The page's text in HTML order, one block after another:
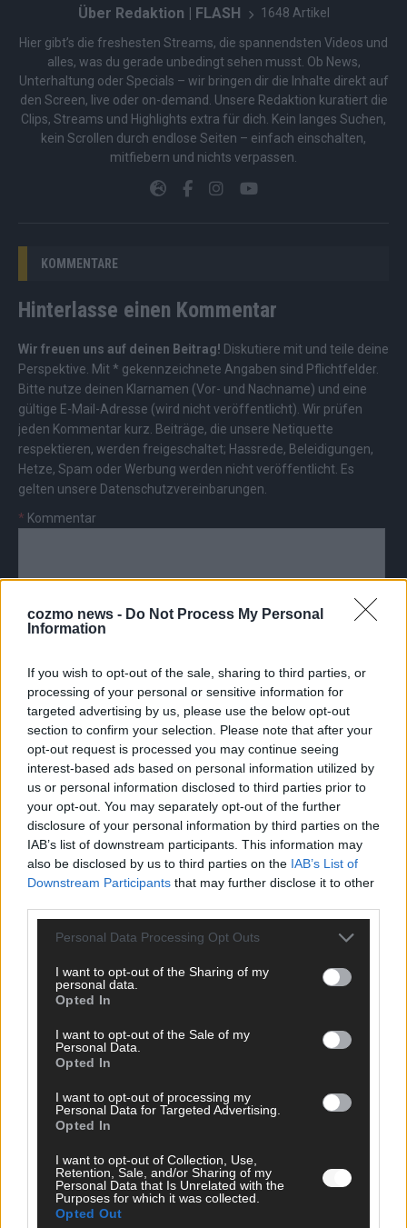
cozmo news - Do Not Process My Personal
Information
If you wish to opt-out of the sale, sharing to third parties, or
processing of your personal or sensitive information for
targeted advertising by us, please use the below opt-out
section to confirm your selection. Please note that after your
opt-out request is processed you may continue seeing
interest-based ads based on personal information utilized by
us or personal information disclosed to third parties prior to
your opt-out. You may separately opt-out of the further
disclosure of your personal information by third parties on the
IAB’s list of downstream participants. This information may
also be disclosed by us to third parties on the IAB’s List of
Downstream Participants that may further disclose it to other
Personal Data Processing Opt Outs
I want to opt-out of the Sharing of my
personal data.
Opted In
I want to opt-out of the Sale of my
Personal Data.
Opted In
I want to opt-out of processing my
Personal Data for Targeted Advertising.
Opted In
I want to opt-out of Collection, Use,
Retention, Sale, and/or Sharing of my
Personal Data that Is Unrelated with the
Purposes for which it was collected.
Opted Out
Über Redaktion | FLASH 1648 Artikel
Hier gibt’s die freshesten Streams, die spannendsten Videos und
alles, was du gerade unbedingt sehen musst. Ob News,
Unterhaltung oder Specials – wir bringen dir die Inhalte direkt auf
den Screen, live oder on-demand. Unsere Redaktion kuratiert die
Clips, Streams und Highlights extra für dich. Kein langes Suchen,
kein Scrollen durch endlose Seiten – einfach einschalten,
mitfiebern und nichts verpassen.
KOMMENTARE
Hinterlasse einen Kommentar
Wir freuen uns auf deinen Beitrag! Diskutiere mit und teile deine
Perspektive. Mit * gekennzeichnete Angaben sind Pflichtfelder.
Bitte nutze deinen Klarnamen (Vor- und Nachname) und eine
gültige E-Mail-Adresse (wird nicht veröffentlicht). Wir prüfen
jeden Kommentar kurz. Beiträge, die unsere Netiquette
respektieren, werden freigeschaltet; Hassrede, Beleidigungen,
Hetze, Spam oder Werbung werden nicht veröffentlicht. Es
gelten unsere Datenschutzvereinbarungen
* Kommentar
E-Mail
AD
FOLGE UNS BEI FACEBOOK